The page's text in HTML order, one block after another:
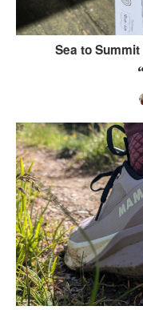
Sea to Summit